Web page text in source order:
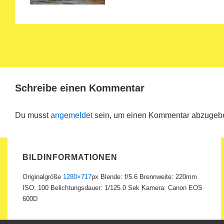
Schreibe einen Kommentar
Du musstangemeldetsein, um einen Kommentar
BILDINFORMATIONEN
Originalgröße 1280×717px Blende: f/5.6 Brennweite: 220mm
ISO: 100 Belichtungsdauer: 1/125.0 Sek Kamera: Canon EOS
600D